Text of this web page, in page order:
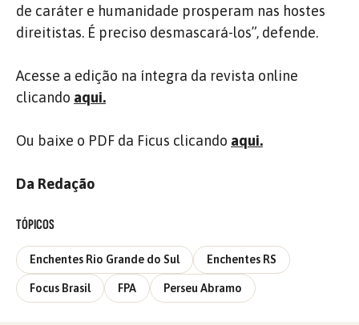
de caráter e humanidade prosperam nas hostes
direitistas. É preciso desmascará-los”, defende.
Acesse a edição na íntegra da revista online
clicando aqui.
Ou baixe o PDF da Ficus clicando aqui.
Da Redação
TÓPICOS
Enchentes Rio Grande do Sul Enchentes RS
Focus Brasil FPA Perseu Abramo